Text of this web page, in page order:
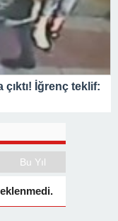
İğrenç teklif:
Bu Yıl